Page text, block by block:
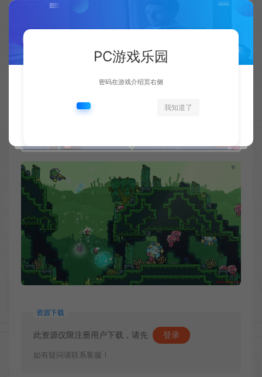
资源下载
此资源仅限注册用户下载，请先 登录
如有疑问请联系客服！
PC游戏乐园
密码在游戏介绍页右侧
我知道了